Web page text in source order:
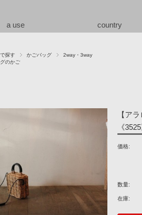
a use country
探す かごバッグ
2way・3way
のかご
【ア
《3525
価格:
数量:
在庫: